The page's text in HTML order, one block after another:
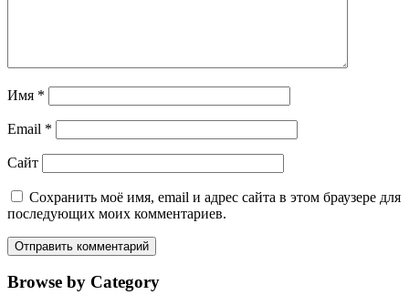
Имя *
Email *
Сайт
Сохранить моё имя, email и адрес сайта в этом браузере для
последующих моих комментариев.
Browse by Category